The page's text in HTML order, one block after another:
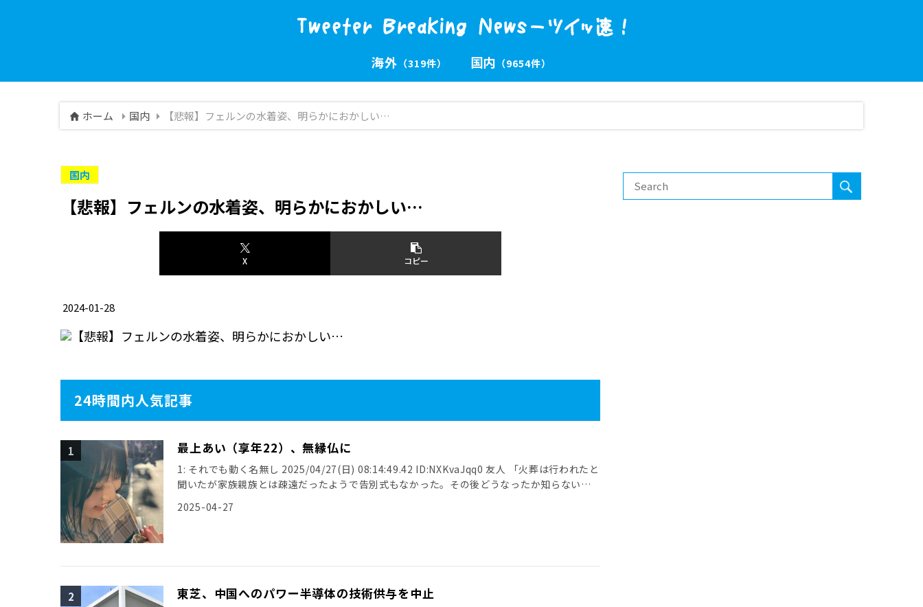
海外 （319件） 国内 （9654件）
ホーム 国内 【悲報】フェルンの水着姿、明らかにおかしい…
国内
【悲報】フェルンの水着姿、明らかにおかしい…
X コピー
2024-01-28
24時間内人気記事
最上あい（享年22）、無縁仏に
1: それでも動く名無し 2025/04/27(日) 08:14:49.42 ID:NXKvaJqq0 友人 「火葬は行われたと
聞いたが家族親族とは疎遠だったようで告別式もなかった。その後どうなったか知らない」
2025-04-27
東芝、中国へのパワー半導体の技術供与を中止